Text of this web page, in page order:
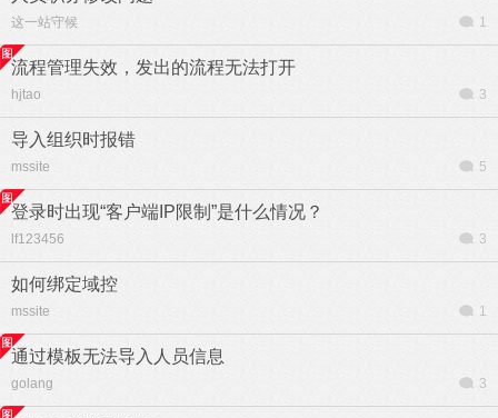
这一站守候 1
流程管理失效，发出的流程无法打开
hjtao 3
导入组织时报错
mssite 5
登录时出现“客户端IP限制”是什么情况？
lf123456 3
如何绑定域控
mssite 1
通过模板无法导入人员信息
golang 3